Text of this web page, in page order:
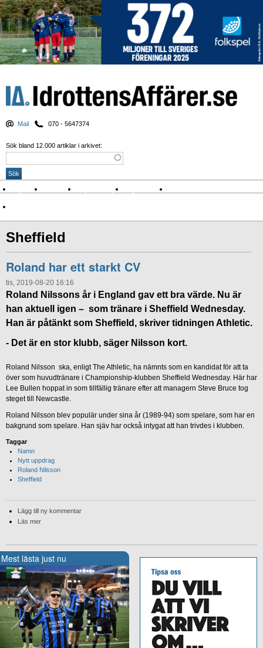
Mail 070 - 5647374
Sök bland 12.000 artiklar i arkivet:
Nyheter Krönikor Sport & spel Nyhetsbrev
Sheffield
Roland har ett starkt CV
tis, 2019-08-20 16:16
Roland Nilssons år i England gav ett bra värde. Nu är
han aktuell igen – som tränare i Sheffield Wednesday.
Han är påtänkt som Sheffield, skriver tidningen Athletic.
- Det är en stor klubb, säger Nilsson kort.
Roland Nilsson ska, enligt The Athletic, ha nämnts som en kandidat för att ta
över som huvudtränare i Championship-klubben Sheffield Wednesday. Här har
Lee Bullen hoppat in som tillfällig tränare efter att managern Steve Bruce tog
steget till Newcastle.
Roland Nilsson blev populär under sina år (1989-94) som spelare, som har en
bakgrund som spelare. Han sjäv har också intygat att han trivdes i klubben.
Taggar
Namn
Nytt uppdrag
Roland Nilsson
Sheffield
Lägg till ny kommentar
Läs mer
Mest lästa just nu